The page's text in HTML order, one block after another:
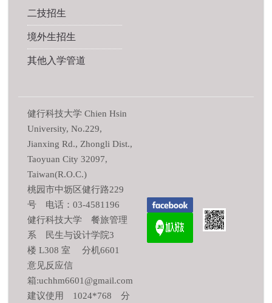
二技招生
境外生招生
其他入学管道
健行科技大学 Chien Hsin
University, No.229,
Jianxing Rd., Zhongli Dist.,
Taoyuan City 32097,
Taiwan(R.O.C.)
桃园市中坜区健行路229
号 电话：03-4581196
健行科技大学 餐旅管理
系 民生与设计学院3
楼 L308 室 分机6601
意见反应信
箱:uchhm6601@gmail.com
建议使用 1024*768 分